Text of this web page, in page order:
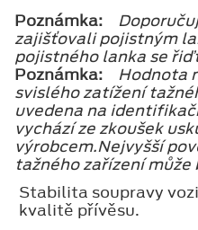
Poznámka:
zajišťovali pojistným
pojistného lanka se
Poznámka:
Hodnota
svislého zatížení
uvedena na
vychází ze zkoušek
výrobcem.Nejvyšší
tažného zařízení může
Stabilita soupravy
kvalitě přívěsu.